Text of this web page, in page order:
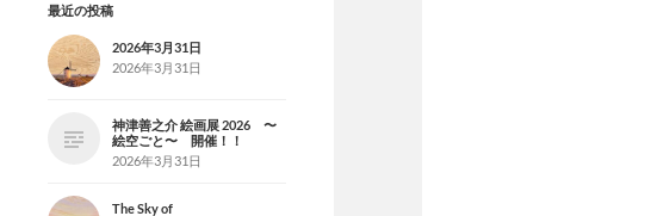
最近の投稿
2026年3月31日
2026年3月31日
神津善之介 絵画展 2026 〜
絵空ごと〜 開催！！
2026年3月31日
The Sky of